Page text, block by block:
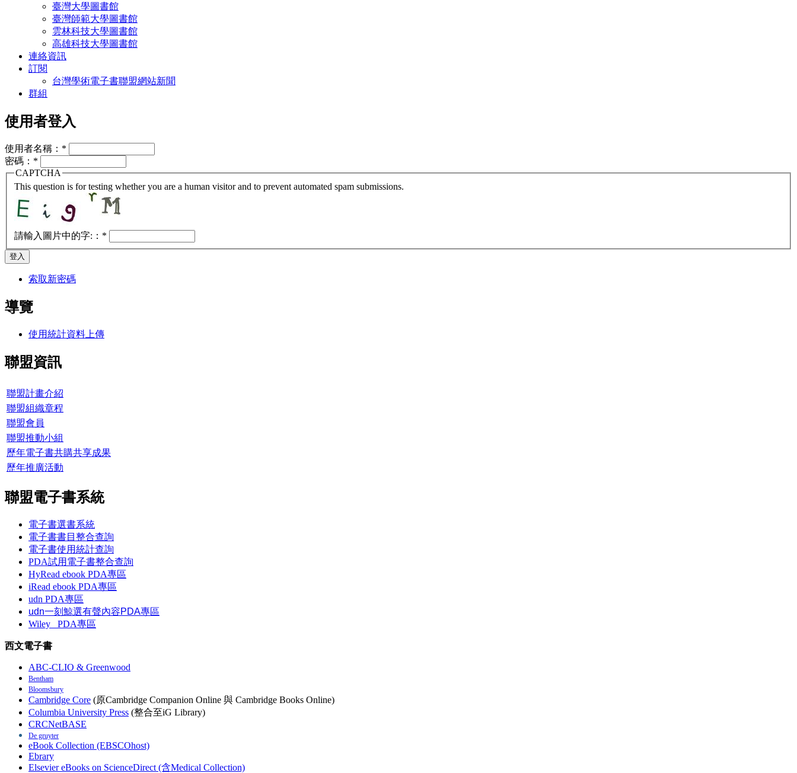
臺灣大學圖書館
臺灣師範大學圖書館
雲林科技大學圖書館
高雄科技大學圖書館
連絡資訊
訂閱
台灣學術電子書聯盟網站新聞
群組
使用者登入
使用者名稱： *
密碼： *
CAPTCHA
This question is for testing whether you are a human visitor and to prevent automated spam submissions.
請輸入圖片中的字:： *
索取新密碼
導覽
使用統計資料上傳
聯盟資訊
聯盟計畫介紹
聯盟組織章程
聯盟會員
聯盟推動小組
歷年電子書共購共享成果
歷年推廣活動
聯盟電子書系統
電子書選書系統
電子書書目整合查詢
電子書使用統計查詢
PDA試用電子書整合查詢
HyRead ebook PDA專區
iRead ebook PDA專區
udn PDA專區
udn一刻鯨選有聲內容PDA專區
Wiley
PDA專區
西文電子書
ABC-CLIO & Greenwood
Bentham
Bloomsbury
Cambridge Core (原Cambridge Companion Online 與 Cambridge Books Online)
Columbia University Press (整合至iG Library)
CRCNetBASE
De gruyter
eBook Collection (EBSCOhost)
Ebrary
Elsevier eBooks on ScienceDirect (含Medical Collection)